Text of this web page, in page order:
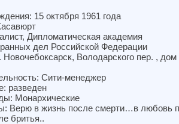
15 октября 1961 года
Дипломатическая академия
дел Российской Федерации
Новочебоксарск, Володарского пер. , дом
Сити-менеджер
разведен
Монархические
Верю в жизнь после смерти…в любовь
бритья..